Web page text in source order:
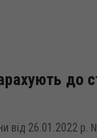
до
від 26.01.2022 р.